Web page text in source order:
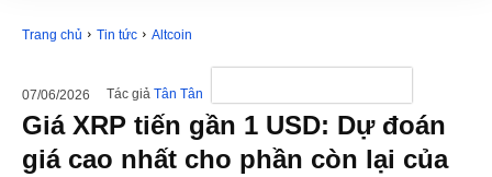
Trang chủ Tin tức Altcoin
07/06/2026 Tác giả Tân Tân
Giá XRP tiến gần 1 USD: Dự đoán
giá cao nhất cho phần còn lại của